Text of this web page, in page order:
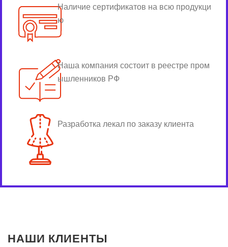
Наличие сертификатов на всю продукци
ю
Наша компания состоит в реестре пром
ышленников РФ
Разработка лекал по заказу клиента
НАШИ КЛИЕНТЫ